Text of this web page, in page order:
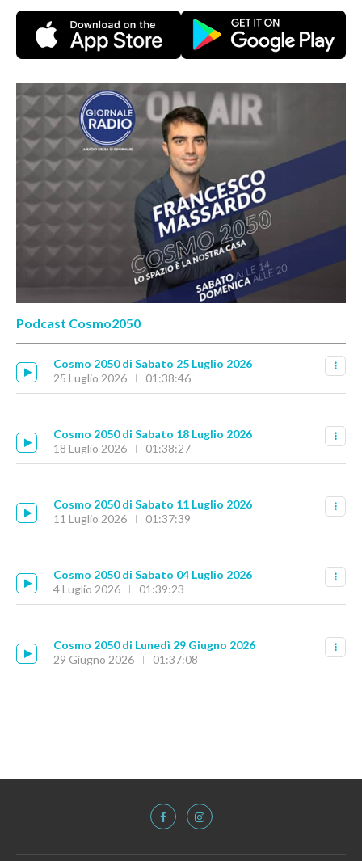
Podcast Cosmo2050
Cosmo 2050 di Sabato 25 Luglio 2026
25 Luglio 2026
01:38:46
Cosmo 2050 di Sabato 18 Luglio 2026
18 Luglio 2026
01:38:27
Cosmo 2050 di Sabato 11 Luglio 2026
11 Luglio 2026
01:37:39
Cosmo 2050 di Sabato 04 Luglio 2026
4 Luglio 2026
01:39:23
Cosmo 2050 di Lunedì 29 Giugno 2026
29 Giugno 2026
01:37:08